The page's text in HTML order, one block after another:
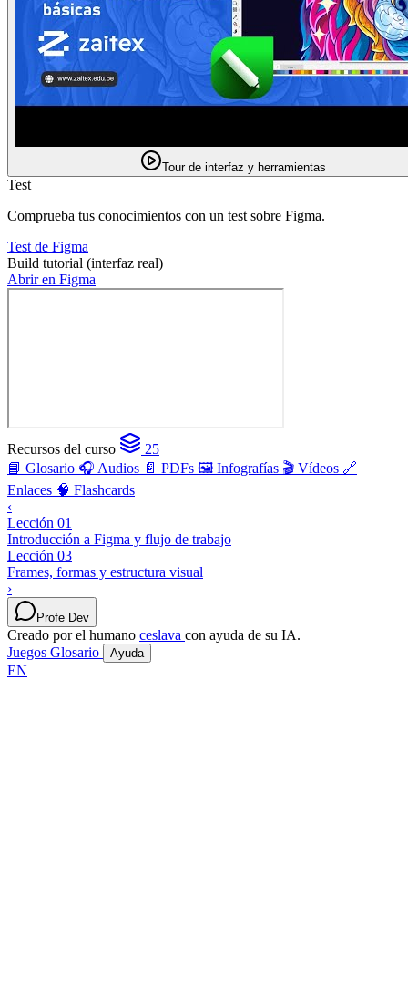
Tour de interfaz y herramientas
Test
Comprueba tus conocimientos con un test sobre Figma.
Test de Figma
Build tutorial (interfaz real)
Abrir en Figma
Recursos del curso
25
📘 Glosario 🎧 Audios 📄 PDFs 🖼️ Infografías 🎬 Vídeos 🔗
Enlaces 🧠 Flashcards
‹
Lección 01
Introducción a Figma y flujo de trabajo
Lección 03
Frames, formas y estructura visual
›
Profe Dev
Creado por el humano ceslava con ayuda de su IA.
Juegos Glosario Ayuda
EN